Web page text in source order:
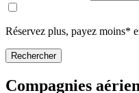
Réservez plus, payez moins*
Rechercher
Compagnies